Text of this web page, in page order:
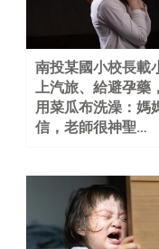
南投某國小校長載
上汽旅、給避孕藥
用菜瓜布洗澡：媽
信，老師很神聖…